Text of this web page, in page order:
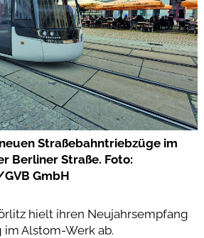
Straßebahntriebzüge im
Berliner Straße. Foto:
GmbH
hielt ihren Neujahrsempfang
im Alstom-Werk ab.